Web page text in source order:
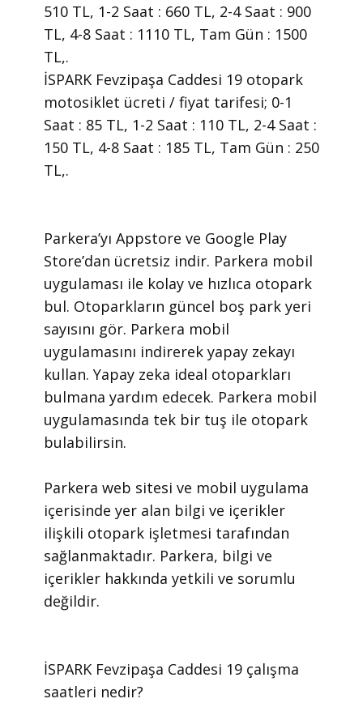
510 TL, 1-2 Saat : 660 TL, 2-4 Saat : 900
TL, 4-8 Saat : 1110 TL, Tam Gün : 1500
TL,.
İSPARK Fevzipaşa Caddesi 19 otopark
motosiklet ücreti / fiyat tarifesi; 0-1
Saat : 85 TL, 1-2 Saat : 110 TL, 2-4 Saat :
150 TL, 4-8 Saat : 185 TL, Tam Gün : 250
TL,.
​Parkera’yı Appstore ve Google Play
Store’dan ücretsiz indir. Parkera mobil
uygulaması ile kolay ve hızlıca otopark
bul. Otoparkların güncel boş park yeri
sayısını gör. Parkera mobil
uygulamasını indirerek yapay zekayı
kullan. Yapay zeka ideal otoparkları
bulmana yardım edecek. Parkera mobil
uygulamasında tek bir tuş ile otopark
bulabilirsin.
​Parkera web sitesi ve mobil uygulama
içerisinde yer alan bilgi ve içerikler
ilişkili otopark işletmesi tarafından
sağlanmaktadır. Parkera, bilgi ve
içerikler hakkında yetkili ve sorumlu
değildir.
​İSPARK Fevzipaşa Caddesi 19 çalışma
saatleri nedir?